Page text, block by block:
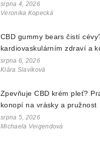
srpna 4, 2026
Veronika Kopecká
CBD gummy bears čistí
kardiovaskulárním zdraví a
doplňcích
srpna 6, 2026
Klára Slavíková
Zpevňuje CBD krém pleť?
konopí na vrásky a pružnost
srpna 5, 2026
Michaela Veigendová